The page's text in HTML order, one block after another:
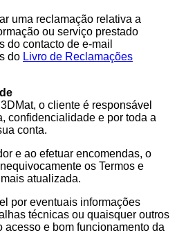
uma reclamação relativa a
ou serviço prestado
do contacto de e-mail
do Livro de Reclamações
o cliente é responsável
confidencialidade e por toda a
conta.
e ao efetuar encomendas, o
os Termos e
atualizada.
por eventuais informações
técnicas ou quaisquer outros
acesso e bom funcionamento da